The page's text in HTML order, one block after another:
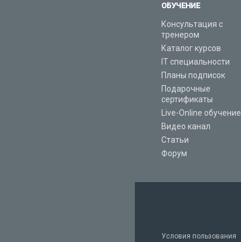
ОБУЧЕНИЕ
Консультация с
тренером
Каталог курсов
IT специальности
Планы подписок
Подарочные
сертификаты
Live-Online обучение
Видео канал
Статьи
Форум
Условия пользования